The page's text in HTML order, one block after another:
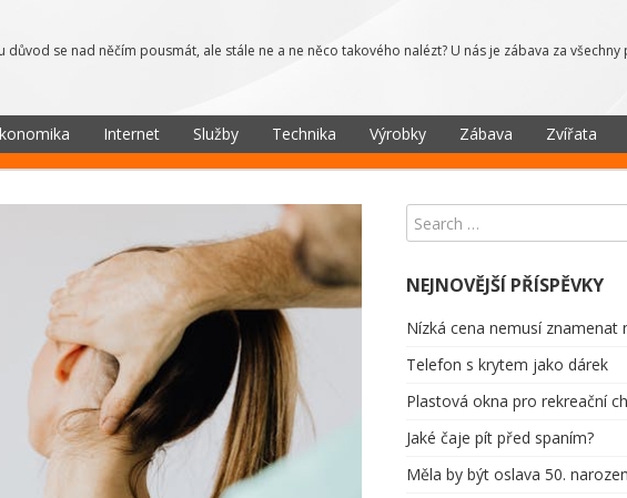
se nad něčím pousmát, ale stále ne a ne něco takového nalézt? U nás je zábava za
Internet Služby Technika Výrobky Zábava Zvířata
NEJNOVĚJŠÍ PŘÍSPĚVKY
Nízká cena nemusí znamenat
Telefon s krytem jako dárek
Plastová okna pro rekreační
Jaké čaje pít před spaním?
Měla by být oslava 50.